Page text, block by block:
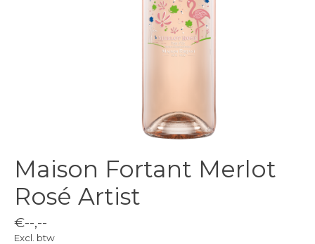
Maison Fortant Merlot
Rosé Artist
€--,--
Excl. btw